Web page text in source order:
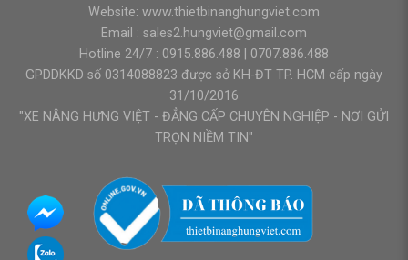
Website: www.thietbinanghungviet.com
Email : sales2.hungviet@gmail.com
Hotline 24/7 : 0915.886.488
0707.886.488
GPDDKKD số 0314088823 được sở KH-ĐT TP. HCM cấp ngày
31/10/2016
"XE NÂNG HƯNG VIỆT - ĐẲNG CẤP CHUYÊN NGHIỆP - NƠI GỬI
TRỌN NIỀM TIN"